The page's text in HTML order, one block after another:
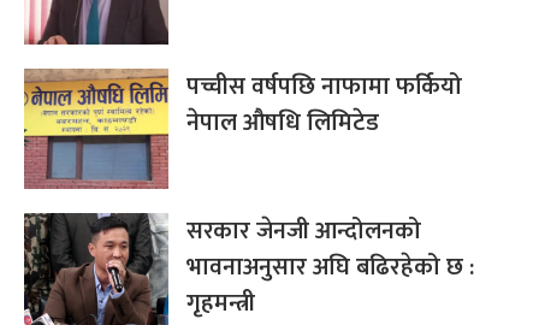
पच्चीस वर्षपछि नाफामा फर्कियो
नेपाल औषधि लिमिटेड
सरकार जेनजी आन्दोलनको
भावनाअनुसार अघि बढिरहेको छ :
गृहमन्त्री